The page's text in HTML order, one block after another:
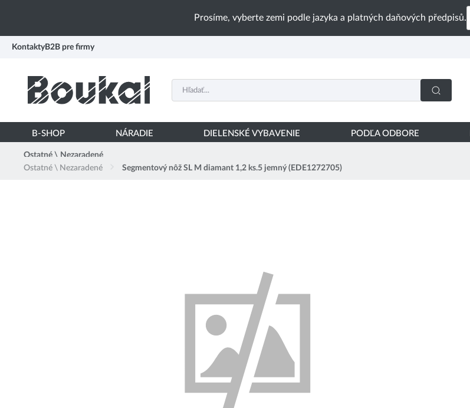
Prosíme, vyberte zemi podle jazyka a platných daňových předpisů.
Kontakty B2B pre firmy
B-SHOP NÁRADIE DIELENSKÉ VYBAVENIE PODĽA ODBORE
Ostatné \ Nezaradené
Ostatné \ Nezaradené
Segmentový nôž SL M diamant 1,2 ks.5 jemný (EDE1272705)